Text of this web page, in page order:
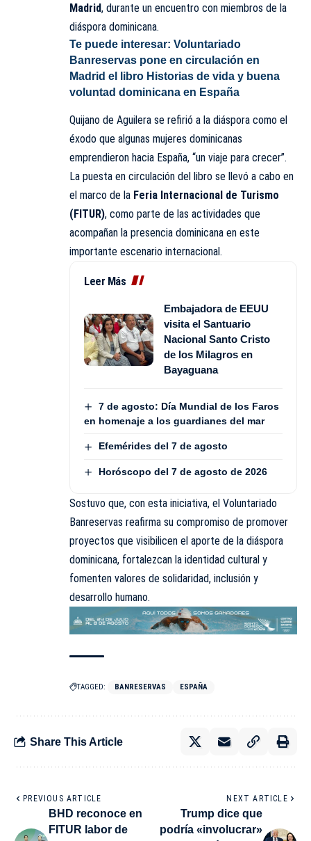
Madrid, durante un encuentro con miembros de la
diáspora dominicana.
Te puede interesar: Voluntariado
Banreservas pone en circulación en
Madrid el libro Historias de vida y buena
voluntad dominicana en España
Quijano de Aguilera se refirió a la diáspora como el
éxodo que algunas mujeres dominicanas
emprendieron hacia España, “un viaje para crecer”.
La puesta en circulación del libro se llevó a cabo en
el marco de la Feria Internacional de Turismo
(FITUR), como parte de las actividades que
acompañan la presencia dominicana en este
importante escenario internacional.
Leer Más
Embajadora de EEUU
visita el Santuario
Nacional Santo Cristo
de los Milagros en
Bayaguana
7 de agosto: Día Mundial de los Faros
en homenaje a los guardianes del mar
Efemérides del 7 de agosto
Horóscopo del 7 de agosto de 2026
Sostuvo que, con esta iniciativa, el Voluntariado
Banreservas reafirma su compromiso de promover
proyectos que visibilicen el aporte de la diáspora
dominicana, fortalezcan la identidad cultural y
fomenten valores de solidaridad, inclusión y
desarrollo humano.
TAGGED: BANRESERVAS ESPAÑA
Share This Article
PREVIOUS ARTICLE
BHD reconoce en
FITUR labor de
NEXT ARTICLE
Trump dice que
podría «involucrar»